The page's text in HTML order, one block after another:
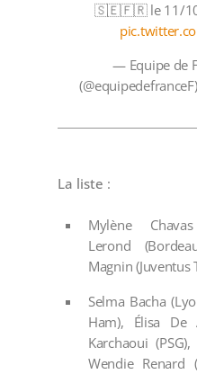
🇸🇪🇫🇷 le 11/
— Equipe de
La liste :
Mylène
Lerond
Magnin (Juventus
Selma Bacha
Ham), Élisa De
Karchaoui
Wendie Renard